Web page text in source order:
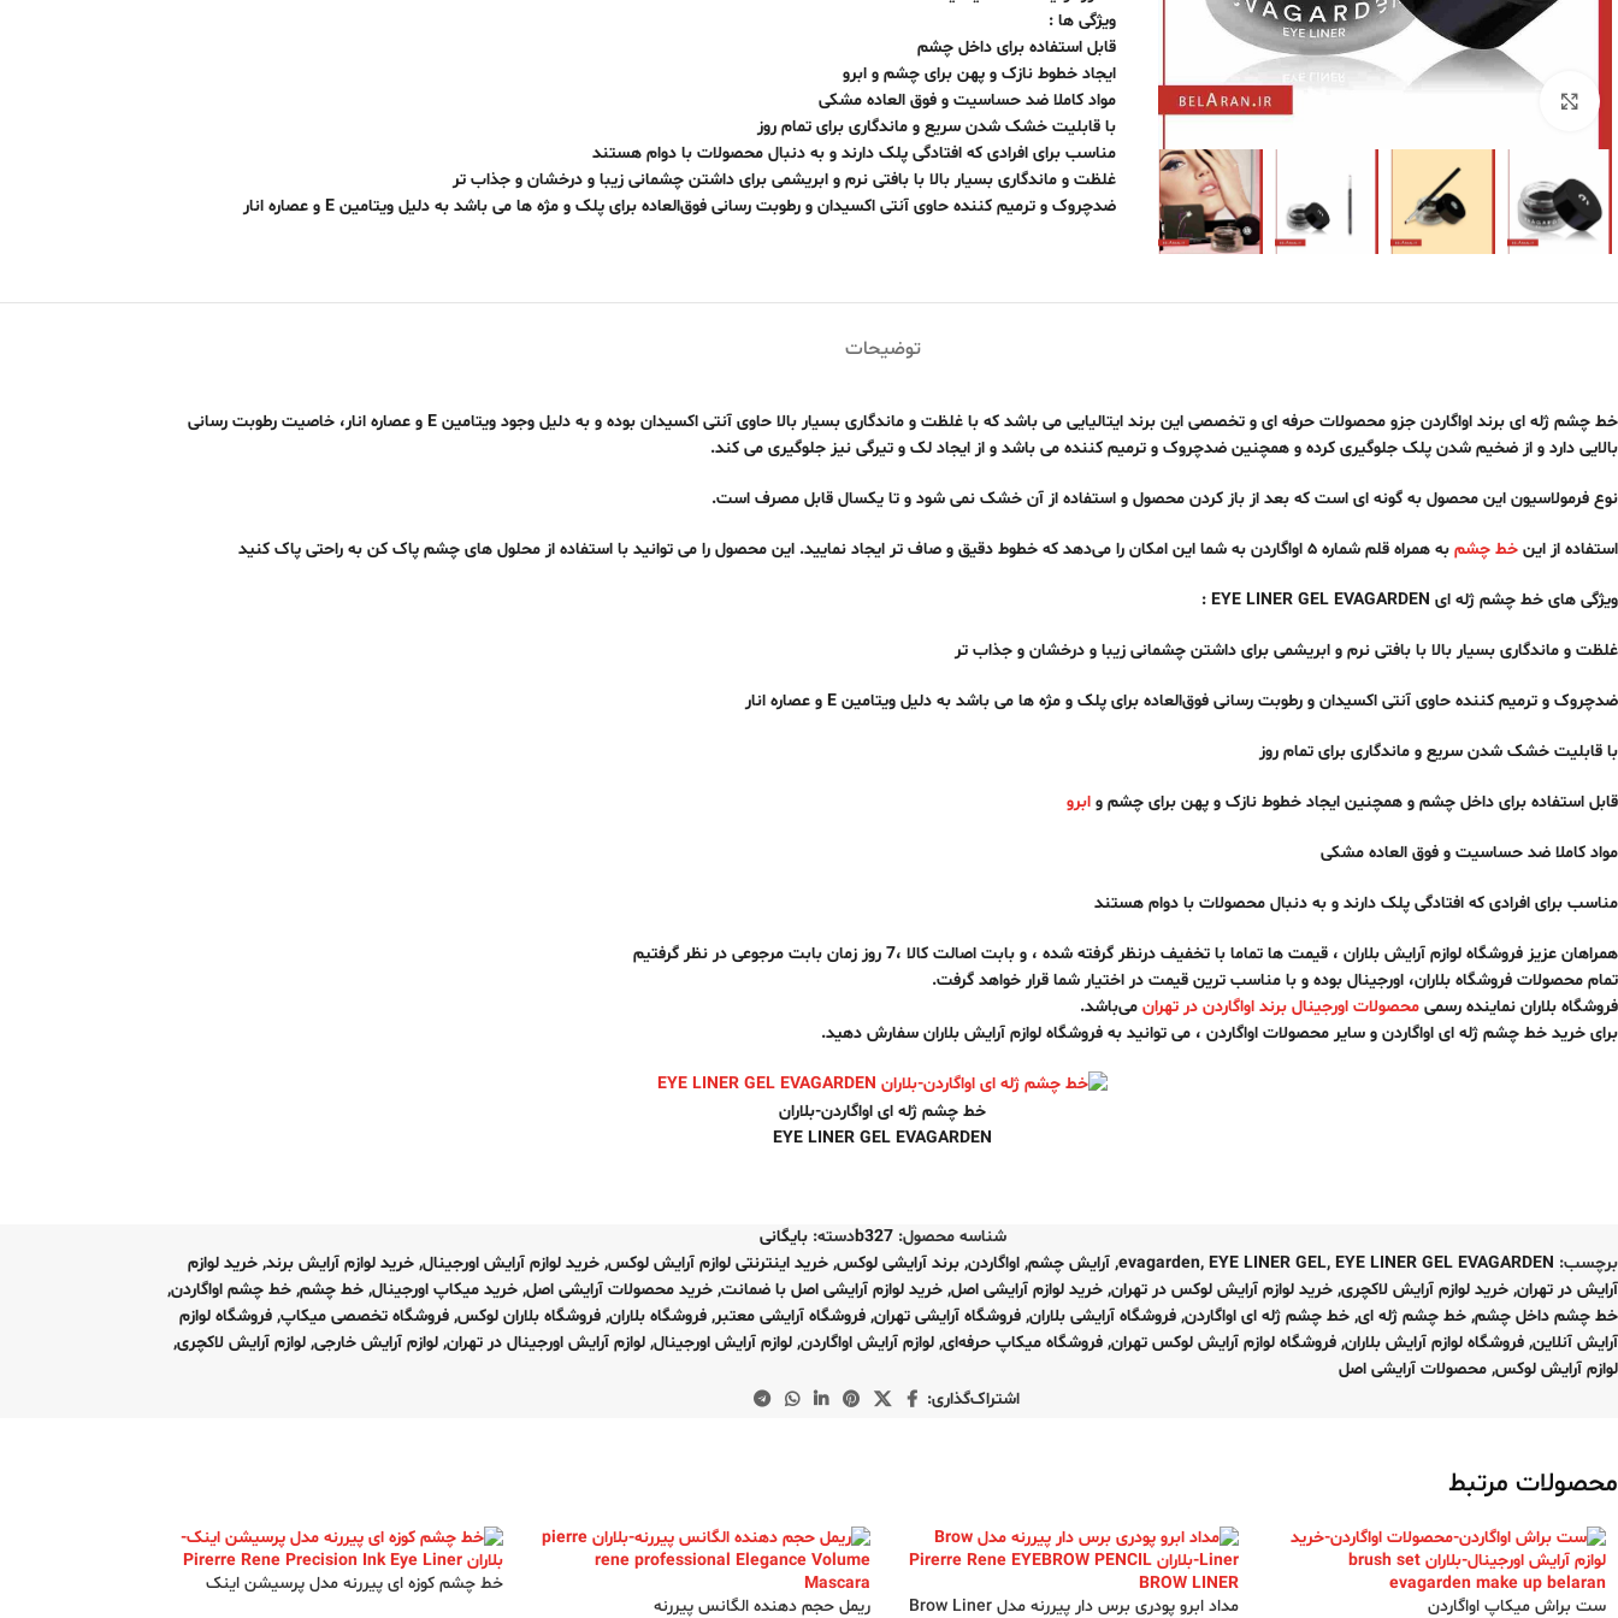
ویژگی ها :
قابل استفاده برای داخل چشم
ایجاد خطوط نازک و پهن برای چشم و ابرو
مواد کاملا ضد حساسیت و فوق العاده مشکی
با قابلیت خشک شدن سریع و ماندگاری برای تمام روز
مناسب برای افرادی که افتادگی پلک دارند و به دنبال محصولات با دوام هستند
غلظت و ماندگاری بسیار بالا با بافتی نرم و ابریشمی برای داشتن چشمانی زیبا و درخشان و جذاب تر
ضدچروک و ترمیم کننده حاوی آنتی اکسیدان و رطوبت رسانی فوق‌العاده برای پلک و مژه ها می باشد به دلیل ویتامین E و عصاره انار
توضیحات
خط چشم ژله ای برند اواگاردن جزو محصولات حرفه ای و تخصصی این برند ایتالیایی می باشد که با غلظت و ماندگاری بسیار بالا حاوی آنتی اکسیدان بوده و به دلیل وجود ویتامین E و عصاره انار، خاصیت رطوبت رسانی
بالایی دارد و از ضخیم شدن پلک جلوگیری کرده و همچنین ضدچروک و ترمیم کننده می باشد و از ایجاد لک و تیرگی نیز جلوگیری می کند.
نوع فرمولاسیون این محصول به گونه ای است که بعد از باز کردن محصول و استفاده از آن خشک نمی شود و تا یکسال قابل مصرف است.
استفاده از این خط چشم به همراه قلم شماره ۵ اواگاردن به شما این امکان را می‌دهد که خطوط دقیق و صاف تر ایجاد نمایید. این محصول را می توانید با استفاده از محلول های چشم پاک کن به راحتی پاک کنید
ویژگی های خط چشم ژله ای EYE LINER GEL EVAGARDEN :
غلظت و ماندگاری بسیار بالا با بافتی نرم و ابریشمی برای داشتن چشمانی زیبا و درخشان و جذاب تر
ضدچروک و ترمیم کننده حاوی آنتی اکسیدان و رطوبت رسانی فوق‌العاده برای پلک و مژه ها می باشد به دلیل ویتامین E و عصاره انار
با قابلیت خشک شدن سریع و ماندگاری برای تمام روز
قابل استفاده برای داخل چشم و همچنین ایجاد خطوط نازک و پهن برای چشم و ابرو
مواد کاملا ضد حساسیت و فوق العاده مشکی
مناسب برای افرادی که افتادگی پلک دارند و به دنبال محصولات با دوام هستند
همراهان عزیز فروشگاه لوازم آرایش بلاران ، قیمت ها تماما با تخفیف درنظر گرفته شده ، و بابت اصالت کالا ،7 روز زمان بابت مرجوعی در نظر گرفتیم
تمام محصولات فروشگاه بلاران، اورجینال بوده و با مناسب ترین قیمت در اختیار شما قرار خواهد گرفت.
فروشگاه بلاران نماینده رسمی محصولات اورجینال برند اواگاردن در تهران می‌باشد.
برای خرید خط چشم ژله ای اواگاردن و سایر محصولات اواگاردن ، می توانید به فروشگاه لوازم آرایش بلاران سفارش دهید.
خط چشم ژله ای اواگاردن-بلاران
EYE LINER GEL EVAGARDEN
شناسه محصول:b327دسته: بایگانی
برچسب:
evagarden, EYE LINER GEL, EYE LINER GEL EVAGARDEN
, آرایش چشم, اواگاردن, برند آرایشی لوکس, خرید اینترنتی لوازم آرایش لوکس, خرید لوازم آرایش اورجینال, خرید لوازم آرایش برند, خرید لوازم
آرایش در تهران, خرید لوازم آرایش لاکچری, خرید لوازم آرایش لوکس در تهران, خرید لوازم آرایشی اصل, خرید لوازم آرایشی اصل با ضمانت, خرید محصولات آرایشی اصل, خرید میکاپ اورجینال, خط چشم, خط چشم اواگاردن,
خط چشم داخل چشم, خط چشم ژله ای, خط چشم ژله ای اواگاردن, فروشگاه آرایشی بلاران, فروشگاه آرایشی تهران, فروشگاه آرایشی معتبر, فروشگاه بلاران, فروشگاه بلاران لوکس, فروشگاه تخصصی میکاپ, فروشگاه لوازم
آرایش آنلاین, فروشگاه لوازم آرایش بلاران, فروشگاه لوازم آرایش لوکس تهران, فروشگاه میکاپ حرفه‌ای, لوازم آرایش اواگاردن, لوازم آرایش اورجینال, لوازم آرایش اورجینال در تهران, لوازم آرایش خارجی, لوازم آرایش لاکچری,
لوازم آرایش لوکس, محصولات آرایشی اصل
اشتراک‌گذاری:
محصولات مرتبط
ست براش میکاپ اواگاردن مداد ابرو پودری برس دار پیررنه مدل Brow Liner ریمل حجم دهنده الگانس پیررنه
خط چشم کوزه ای پیررنه مدل پرسیشن اینک